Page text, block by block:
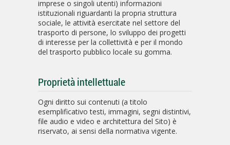
imprese o singoli utenti) informazioni
istituzionali riguardanti la propria struttura
sociale, le attività esercitate nel settore del
trasporto di persone, lo sviluppo dei progetti
di interesse per la collettività e per il mondo
del trasporto pubblico locale su gomma.
Proprietà intellettuale
Ogni diritto sui contenuti (a titolo
esemplificativo testi, immagini, segni distintivi,
file audio e video e architettura del Sito) è
riservato, ai sensi della normativa vigente.